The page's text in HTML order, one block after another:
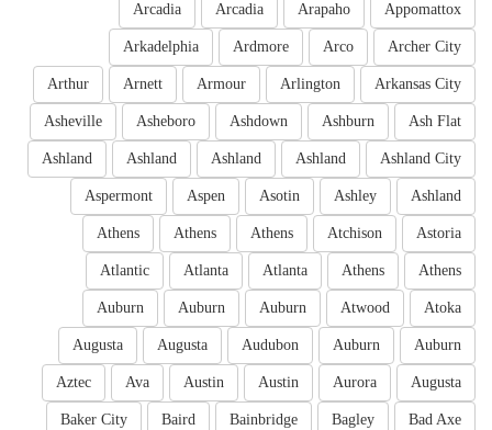
Appomattox
Arapaho
Arcadia
Arcadia
Archer City
Arco
Ardmore
Arkadelphia
Arkansas City
Arlington
Armour
Arnett
Arthur
Ash Flat
Ashburn
Ashdown
Asheboro
Asheville
Ashland City
Ashland
Ashland
Ashland
Ashland
Ashland
Ashley
Asotin
Aspen
Aspermont
Astoria
Atchison
Athens
Athens
Athens
Athens
Athens
Atlanta
Atlanta
Atlantic
Atoka
Atwood
Auburn
Auburn
Auburn
Auburn
Auburn
Audubon
Augusta
Augusta
Augusta
Aurora
Austin
Austin
Ava
Aztec
Bad Axe
Bagley
Bainbridge
Baird
Baker City